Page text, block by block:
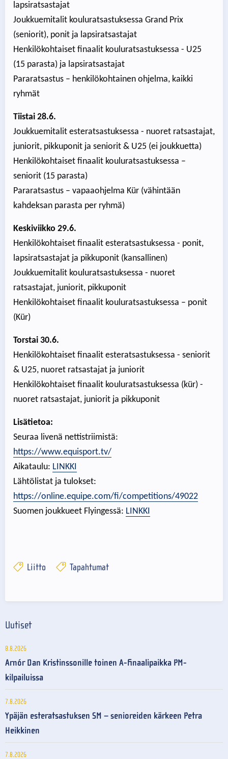
lapsiratsastajat
Joukkuemitalit kouluratsastuksessa Grand Prix
(seniorit), ponit ja lapsiratsastajat
Henkilökohtaiset finaalit kouluratsastuksessa - U25
(15 parasta) ja lapsiratsastajat
Pararatsastus – henkilökohtainen ohjelma, kaikki
ryhmät
Tiistai 28.6.
Joukkuemitalit esteratsastuksessa - nuoret ratsastajat,
juniorit, pikkuponit ja seniorit & U25 (ei joukkuetta)
Henkilökohtaiset finaalit kouluratsastuksessa –
seniorit (15 parasta)
Pararatsastus – vapaaohjelma Kür (vähintään
kahdeksan parasta per ryhmä)
Keskiviikko 29.6.
Henkilökohtaiset finaalit esteratsastuksessa - ponit,
lapsiratsastajat ja pikkuponit (kansallinen)
Joukkuemitalit kouluratsastuksessa - nuoret
ratsastajat, juniorit, pikkuponit
Henkilökohtaiset finaalit kouluratsastuksessa – ponit
(Kür)
Torstai 30.6.
Henkilökohtaiset finaalit esteratsastuksessa - seniorit
& U25, nuoret ratsastajat ja juniorit
Henkilökohtaiset finaalit kouluratsastuksessa (kür) -
nuoret ratsastajat, juniorit ja pikkuponit
Lisätietoa:
Seuraa livenä nettistriimistä:
https://www.equisport.tv/
Aikataulu: LINKKI
Lähtölistat ja tulokset:
https://online.equipe.com/fi/competitions/49022
Suomen joukkueet Flyingessä: LINKKI
Liitto Tapahtumat
Uutiset
8.8.2026
Arnór Dan Kristinssonille toinen A-finaalipaikka PM-
kilpailuissa
7.8.2026
Ypäjän esteratsastuksen SM – senioreiden kärkeen Petra
Heikkinen
7.8.2026